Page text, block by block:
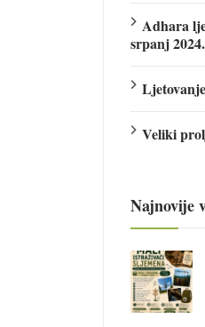
Adhara
srpanj
Veliki
Najnovije